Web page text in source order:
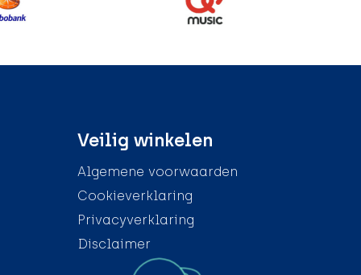
Veilig winkelen
Algemene voorwaarden
Cookieverklaring
Privacyverklaring
Disclaimer